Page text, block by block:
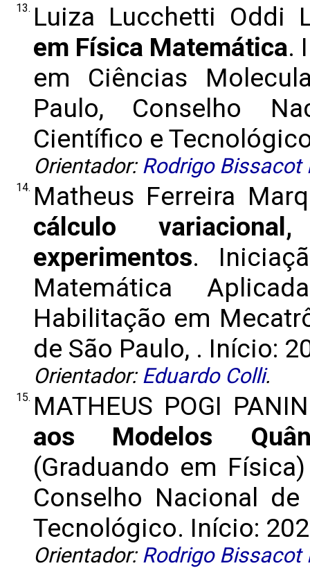
13. Luiza Lucchetti Oddi
em Física Matemática.
em Ciências
Paulo, Conselho
Científico e
Orientador: Rodrigo Bissacot
14. Matheus Ferreira
cálculo
experimentos.
Matemática
Habilitação em
de São Paulo, . Início:
Orientador: Eduardo Colli.
15. MATHEUS POGI
aos Modelos
(Graduando em
Conselho Nacional
Tecnológico. Início:
Orientador: Rodrigo Bissacot